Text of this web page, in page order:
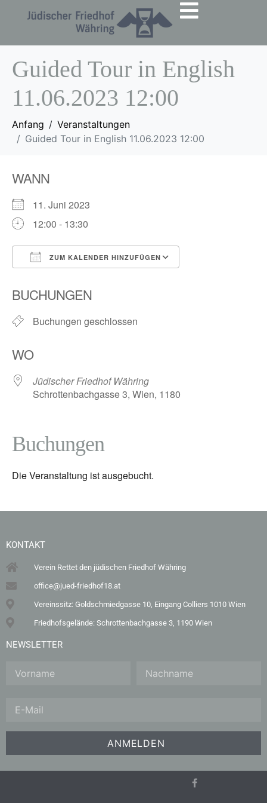
Guided Tour in English
11.06.2023 12:00
Anfang
Veranstaltungen
Guided Tour in English 11.06.2023 12:00
WANN
11. Juni 2023
12:00 - 13:30
ZUM KALENDER HINZUFÜGEN
BUCHUNGEN
Buchungen geschlossen
WO
Jüdischer Friedhof Währing
Schrottenbachgasse 3, Wien, 1180
Buchungen
Die Veranstaltung ist ausgebucht.
KONTAKT
Verein Rettet den jüdischen Friedhof Währing
office@jued-friedhof18.at
Vereinssitz: Goldschmiedgasse 10, Eingang Colliers 1010 Wien
Friedhofsgelände: Schrottenbachgasse 3, 1190 Wien
NEWSLETTER